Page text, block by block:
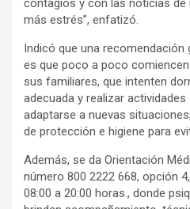
contagios y con las noticias de
más estrés”, enfatizó.
Indicó que una recomendación
es que poco a poco
sus familiares, que intenten
adecuada y realizar
adaptarse a nuevas
de protección e higiene para
Además, se da Orientación
número 800 2222 668, opción
08:00 a 20:00 horas., donde